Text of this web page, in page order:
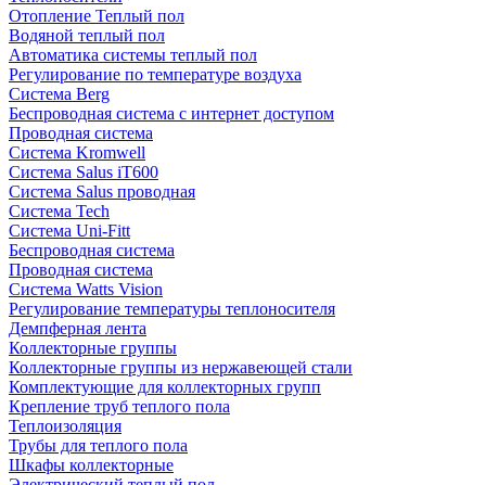
Отопление Теплый пол
Водяной теплый пол
Автоматика системы теплый пол
Регулирование по температуре воздуха
Система Berg
Беспроводная система с интернет доступом
Проводная система
Система Kromwell
Система Salus iT600
Система Salus проводная
Система Tech
Система Uni-Fitt
Беспроводная система
Проводная система
Система Watts Vision
Регулирование температуры теплоносителя
Демпферная лента
Коллекторные группы
Коллекторные группы из нержавеющей стали
Комплектующие для коллекторных групп
Крепление труб теплого пола
Теплоизоляция
Трубы для теплого пола
Шкафы коллекторные